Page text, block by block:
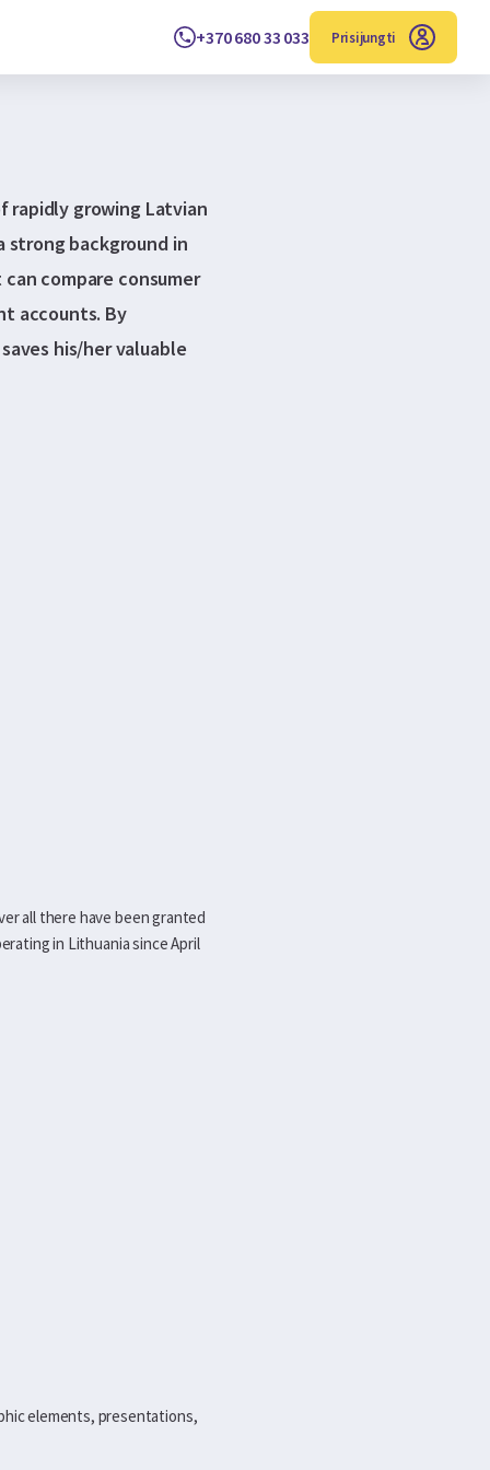
+370 680 33 033 Prisijungti
rapidly growing Latvian
strong background in
compare consumer
accounts. By
his/her valuable
all there have been granted
in Lithuania since April
elements, presentations,